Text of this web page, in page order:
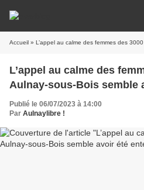
Accueil » L’appel au calme des femmes des 3000 à
L’appel au calme des
Aulnay-sous-Bois semble
Publié le 06/07/2023 à 14:00
Par Aulnaylibre !